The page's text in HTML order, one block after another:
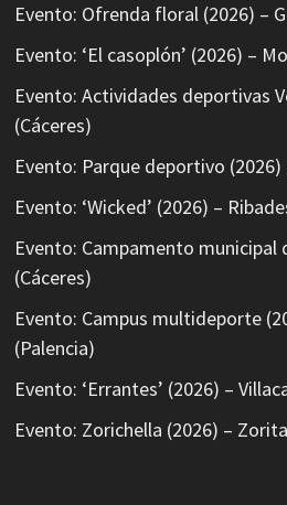
Evento: Ofrenda floral (2026) –
Evento: ‘El casoplón’ (2026) –
Evento: Actividades deportivas
(Cáceres)
Evento: Parque deportivo (2026)
Evento: ‘Wicked’ (2026) –
Evento: Campamento municipal
(Cáceres)
Evento: Campus multideporte
(Palencia)
Evento: ‘Errantes’ (2026) –
Evento: Zorichella (2026) –